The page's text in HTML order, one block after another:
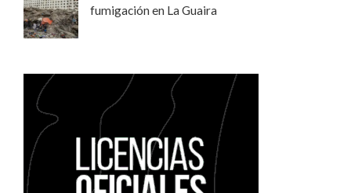
fumigación en La Guaira